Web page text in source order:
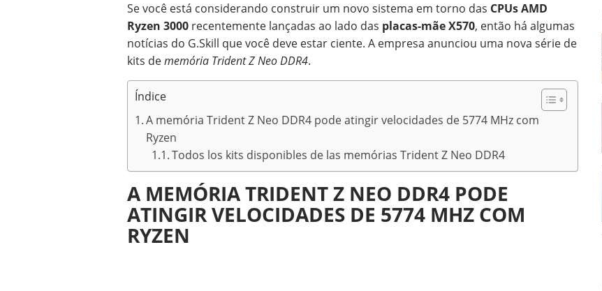
Se você está considerando construir um novo sistema em torno das CPUs AMD
Ryzen 3000 recentemente lançadas ao lado das placas-mãe X570, então há algumas
notícias do G.Skill que você deve estar ciente. A empresa anunciou uma nova série de
kits dememória Trident Z Neo DDR4.
Índice
A memória Trident Z Neo DDR4 pode atingir velocidades de 5774 MHz com
Ryzen
Todos los kits disponibles de las memórias Trident Z Neo DDR4
A MEMÓRIA TRIDENT Z NEO DDR4 PODE
ATINGIR VELOCIDADES DE 5774 MHZ COM
RYZEN